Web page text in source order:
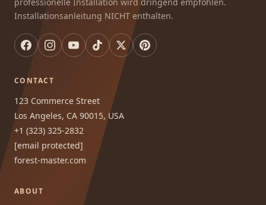
professionelle Installation wird dringend empfohlen.
Installationsanleitung NICHT enthalten.
CONTACT
123 Commerce Street
Los Angeles, CA 90015, USA
+1 (323) 325-2832
[email protected]
forest-master.com
ABOUT